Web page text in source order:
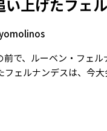
上げたフェ
で、ルーベン・フェ
フェルナンデスは、今